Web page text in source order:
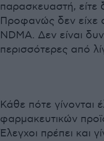
παρασκευαστή, είτε
Προφανώς δεν είχε
NDMA. Δεν είναι
περισσότερες από
Κάθε πότε γίνονται
φαρμακευτικών
Έλεγχοι πρέπει και